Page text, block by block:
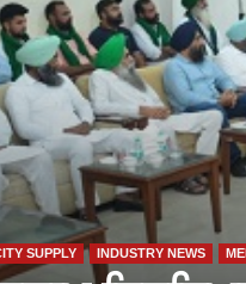
SUPPLY INDUSTRY NEWS